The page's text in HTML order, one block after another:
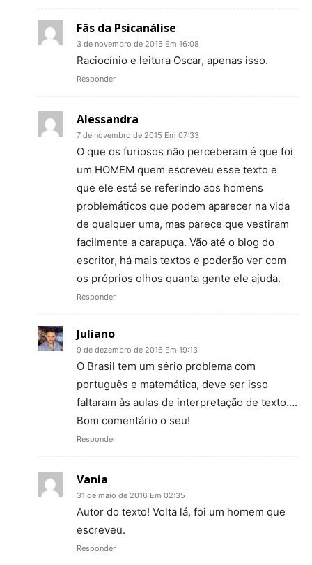
Fãs da Psicanálise
3 de novembro de 2015 Em 16:08
Raciocínio e leitura Oscar, apenas isso.
Responder
Alessandra
7 de novembro de 2015 Em 07:33
O que os furiosos não perceberam é que foi
um HOMEM quem escreveu esse texto e
que ele está se referindo aos homens
problemáticos que podem aparecer na vida
de qualquer uma, mas parece que vestiram
facilmente a carapuça. Vão até o blog do
escritor, há mais textos e poderão ver com
os próprios olhos quanta gente ele ajuda.
Responder
Juliano
9 de dezembro de 2016 Em 19:13
O Brasil tem um sério problema com
português e matemática, deve ser isso
faltaram às aulas de interpretação de texto….
Bom comentário o seu!
Responder
Vania
31 de maio de 2016 Em 02:35
Autor do texto! Volta lá, foi um homem que
escreveu.
Responder